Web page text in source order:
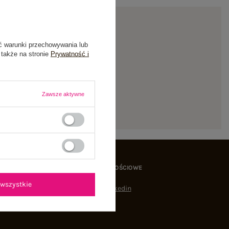
MEDIA SPOŁECZNOŚCIOWE
Linkedin
warunki przechowywania lub
na stronie Prywatność i
Zawsze aktywne